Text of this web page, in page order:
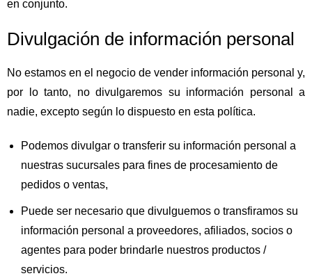
en conjunto.
Divulgación de información personal
No estamos en el negocio de vender información personal y,
por lo tanto, no divulgaremos su información personal a
nadie, excepto según lo dispuesto en esta política.
Podemos divulgar o transferir su información personal a
nuestras sucursales para fines de procesamiento de
pedidos o ventas,
Puede ser necesario que divulguemos o transfiramos su
información personal a proveedores, afiliados, socios o
agentes para poder brindarle nuestros productos /
servicios.